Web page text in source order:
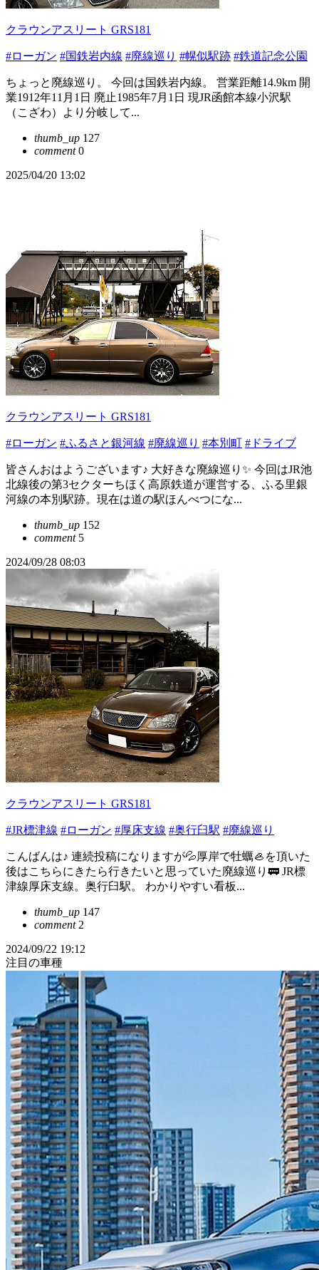
クラウンアスリート GRS181
#ローガン #国鉄岩内線 #廃線巡り #幌似駅跡 #鉄道記念公園
ちょっと廃線巡り。 今回は国鉄岩内線。 営業距離14.9km 開
業1912年11月1日 廃止1985年7月1日 現JR函館本線小沢駅
（こざわ）より分岐して...
thumb_up 127
comment0
2025/04/20 13:02
クラウンアスリート GRS181
#ローガン #ふるさと銀河線 #廃線巡り #本別町 #ドライブ
皆さんおはようございます♪ 大好きな廃線巡り✨ 今回はJR池
北線後の第3セクターちほく高原鉄道が運営する、ふる里銀
河線の本別駅跡。現在は道の駅ほんべつにな...
thumb_up 152
comment5
2024/09/28 08:03
クラウンアスリート GRS181
#JR標津線 #ローガン #厚床支線 #奥行臼駅 #廃線巡り
こんばんは♪ 連続投稿になりますが💦厚岸で牡蠣🦪を頂いた
後はこちらにきたら行きたいと思っていた廃線巡り🚃 JR標
津線厚床支線。奥行臼駅。 わかりやすい看板...
thumb_up 147
comment2
2024/09/22 19:12
注目の車種